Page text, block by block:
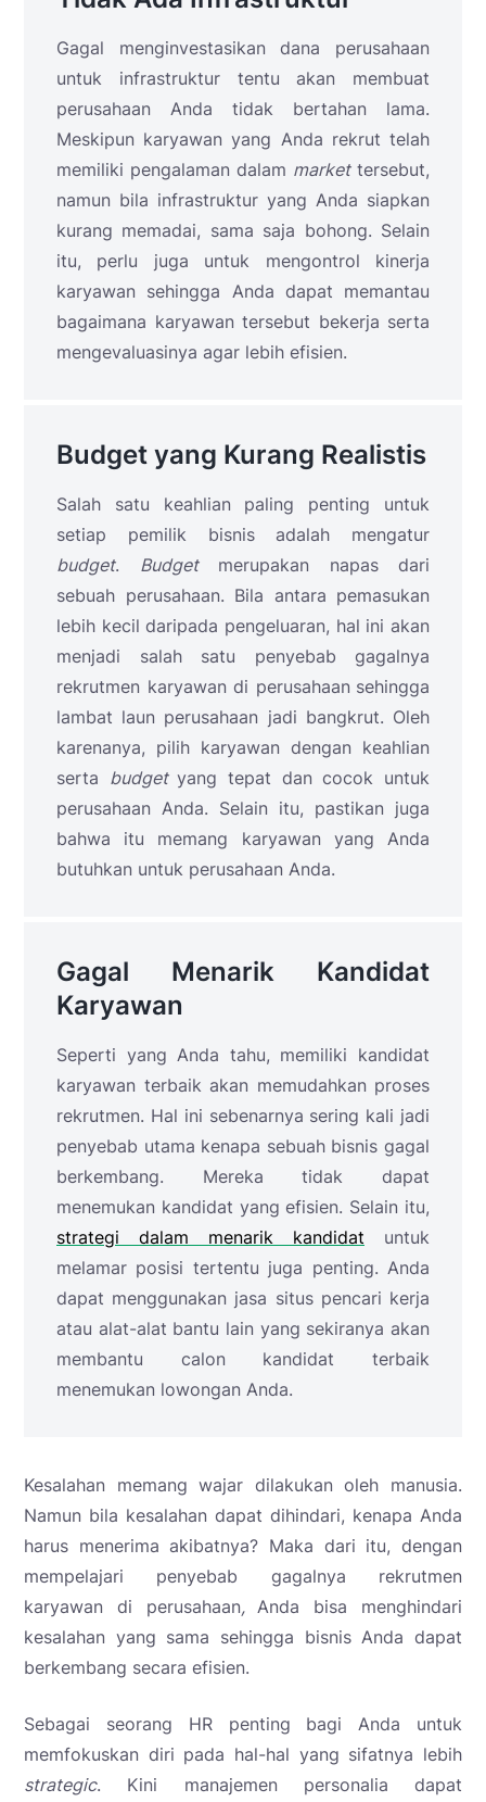
Gagal menginvestasikan dana perusahaan
untuk infrastruktur tentu akan membuat
perusahaan Anda tidak bertahan lama.
Meskipun karyawan yang Anda rekrut telah
memiliki pengalaman dalam markettersebut,
namun bila infrastruktur yang Anda siapkan
kurang memadai, sama saja bohong. Selain
itu, perlu juga untuk mengontrol kinerja
karyawan sehingga Anda dapat memantau
bagaimana karyawan tersebut bekerja serta
mengevaluasinya agar lebih efisien.
Budget yang Kurang Realistis
Salah satu keahlian paling penting untuk
setiap pemilik bisnis adalah mengatur
budget. Budgetmerupakan napas dari
sebuah perusahaan. Bila antara pemasukan
lebih kecil daripada pengeluaran, hal ini akan
menjadi salah satu penyebab gagalnya
rekrutmen karyawan di perusahaan sehingga
lambat laun perusahaan jadi bangkrut. Oleh
karenanya, pilih karyawan dengan keahlian
serta budgetyang tepat dan cocok untuk
perusahaan Anda. Selain itu, pastikan juga
bahwa itu memang karyawan yang Anda
butuhkan untuk perusahaan Anda.
Gagal Menarik Kandidat
Karyawan
Seperti yang Anda tahu, memiliki kandidat
karyawan terbaik akan memudahkan proses
rekrutmen. Hal ini sebenarnya sering kali jadi
penyebab utama kenapa sebuah bisnis gagal
berkembang. Mereka tidak dapat
menemukan kandidat yang efisien. Selain itu,
strategi dalam menarik kandidat untuk
melamar posisi tertentu juga penting. Anda
dapat menggunakan jasa situs pencari kerja
atau alat-alat bantu lain yang sekiranya akan
membantu calon kandidat terbaik
menemukan lowongan Anda.
Kesalahan memang wajar dilakukan oleh manusia.
Namun bila kesalahan dapat dihindari, kenapa Anda
harus menerima akibatnya? Maka dari itu, dengan
mempelajari penyebab gagalnya rekrutmen
karyawan di perusahaan,Anda bisa menghindari
kesalahan yang sama sehingga bisnis Anda dapat
berkembang secara efisien.
Sebagai seorang HR penting bagi Anda untuk
memfokuskan diri pada hal-hal yang sifatnya lebih
strategic. Kini manajemen personalia dapat